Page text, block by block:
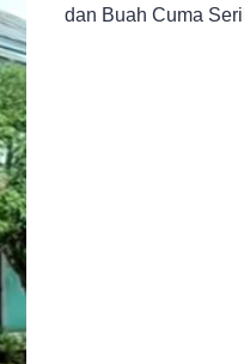
dan Buah Cuma